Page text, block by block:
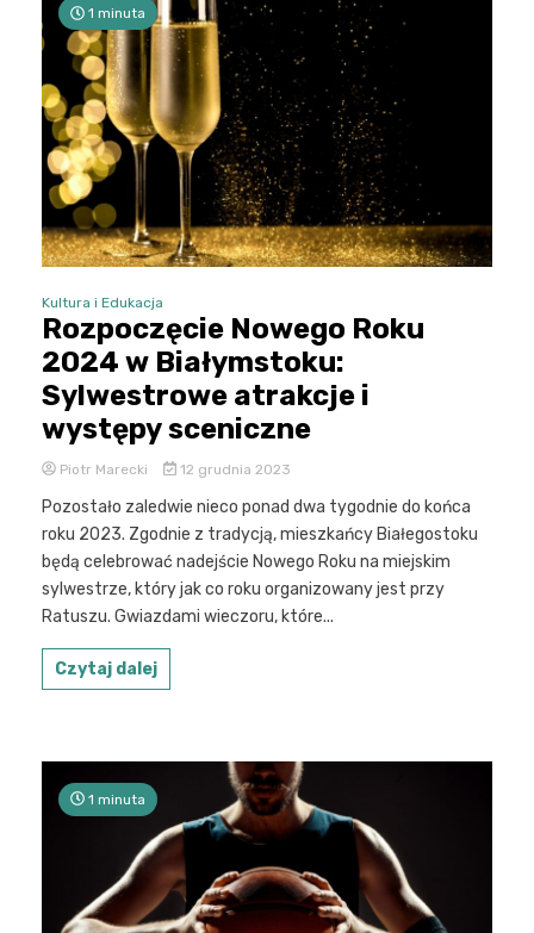
1 minuta
Kultura i Edukacja
Rozpoczęcie Nowego Roku
2024 w Białymstoku:
Sylwestrowe atrakcje i
występy sceniczne
Piotr Marecki 12 grudnia 2023
Pozostało zaledwie nieco ponad dwa tygodnie do końca
roku 2023. Zgodnie z tradycją, mieszkańcy Białegostoku
będą celebrować nadejście Nowego Roku na miejskim
sylwestrze, który jak co roku organizowany jest przy
Ratuszu. Gwiazdami wieczoru, które...
Czytaj dalej
1 minuta